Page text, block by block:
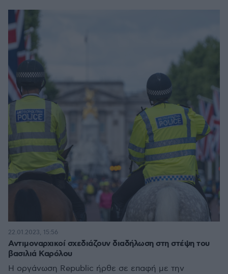
Αντιμοναρχικοί σχεδιάζουν διαδήλωση στη στέψη του
βασιλιά Καρόλου
Η οργάνωση Republic ήρθε σε επαφή με την
22.01.2023, 15:56